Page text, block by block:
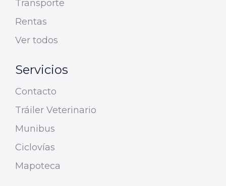
Transporte
Rentas
Ver todos
Servicios
Contacto
Tráiler Veterinario
Munibus
Ciclovías
Mapoteca